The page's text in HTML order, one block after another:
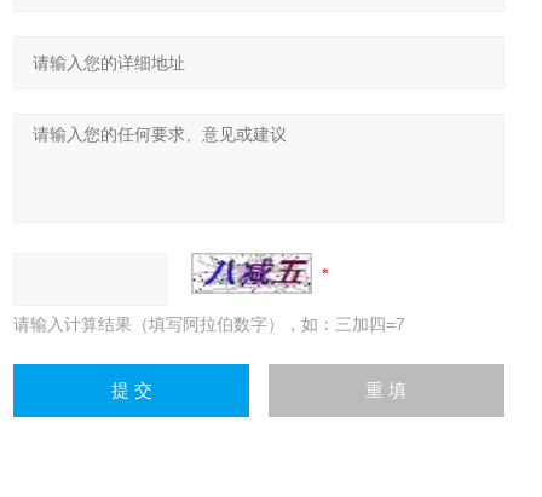
请输入计算结果（填写阿拉伯数字），如：三加四=7